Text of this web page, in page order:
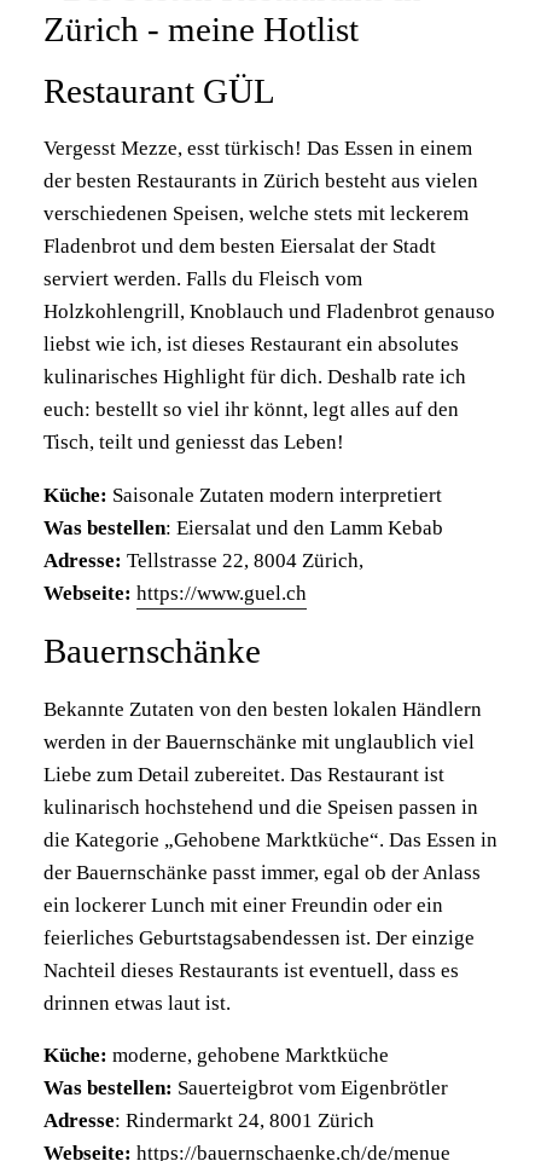
Restaurant GÜL
Vergesst Mezze, esst türkisch! Das Essen in einem
der besten Restaurants in Zürich besteht aus vielen
verschiedenen Speisen, welche stets mit leckerem
Fladenbrot und dem besten Eiersalat der Stadt
serviert werden. Falls du Fleisch vom
Holzkohlengrill, Knoblauch und Fladenbrot genauso
liebst wie ich, ist dieses Restaurant ein absolutes
kulinarisches Highlight für dich. Deshalb rate ich
euch: bestellt so viel ihr könnt, legt alles auf den
Tisch, teilt und geniesst das Leben!
Küche: Saisonale Zutaten modern interpretiert
Was bestellen: Eiersalat und den Lamm Kebab
Adresse: Tellstrasse 22, 8004 Zürich,
Webseite: https://www.guel.ch
Bauernschänke
Bekannte Zutaten von den besten lokalen Händlern
werden in der Bauernschänke mit unglaublich viel
Liebe zum Detail zubereitet. Das Restaurant ist
kulinarisch hochstehend und die Speisen passen in
die Kategorie „Gehobene Marktküche“. Das Essen in
der Bauernschänke passt immer, egal ob der Anlass
ein lockerer Lunch mit einer Freundin oder ein
feierliches Geburtstagsabendessen ist. Der einzige
Nachteil dieses Restaurants ist eventuell, dass es
drinnen etwas laut ist.
Küche: moderne, gehobene Marktküche
Was bestellen: Sauerteigbrot vom Eigenbrötler
Adresse: Rindermarkt 24, 8001 Zürich
Webseite: https://bauernschaenke.ch/de/menue